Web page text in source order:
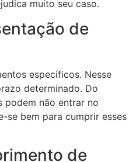
muito seu caso.
de
específicos. Nesse
determinado. Do
podem não entrar no
se bem para cumprir esses
de